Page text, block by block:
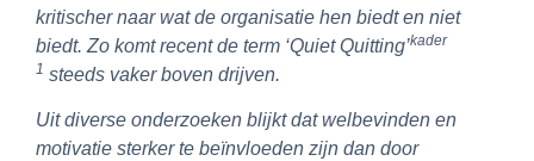
kritischer naar wat de organisatie hen biedt en niet
biedt. Zo komt recent de term ‘Quiet Quitting’kader
1 steeds vaker boven drijven.
Uit diverse onderzoeken blijkt dat welbevinden en
motivatie sterker te beïnvloeden zijn dan door